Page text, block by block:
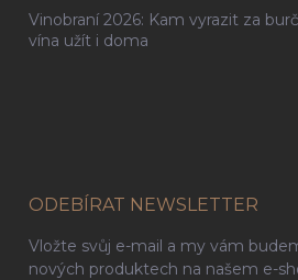
Vinobraní 2026: Kam vyrazit za
vína užít i doma
ODEBÍRAT NEWSLETTER
Vložte svůj e-mail a my vám
nových produktech na našem e-